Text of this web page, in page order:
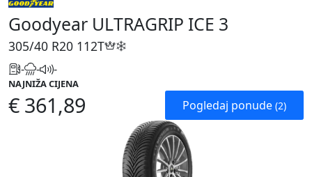
Goodyear ULTRAGRIP ICE 3
305/40 R20 112T
- - -
NAJNIŽA CIJENA
€ 361,89 Pogledaj ponude (2)